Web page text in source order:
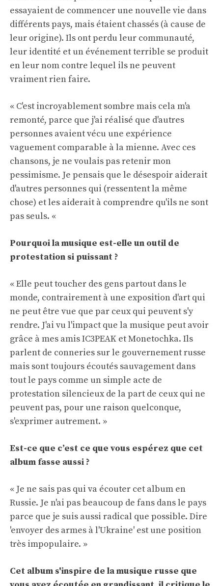
essayaient de commencer une nouvelle vie dans
différents pays, mais étaient chassés (à cause de
leur origine). Ils ont perdu leur communauté,
leur identité et un événement terrible se produit
en leur nom contre lequel ils ne peuvent
vraiment rien faire.
« C'est incroyablement sombre mais cela m'a
remonté, parce que j'ai réalisé que d'autres
personnes avaient vécu une expérience
vaguement comparable à la mienne. Avec ces
chansons, je ne voulais pas retenir mon
pessimisme. Je pensais que le désespoir aiderait
d'autres personnes qui (ressentent la même
chose) et les aiderait à comprendre qu'ils ne sont
pas seuls. «
Pourquoi la musique est-elle un outil de
protestation si puissant ?
« Elle peut toucher des gens partout dans le
monde, contrairement à une exposition d'art qui
ne peut être vue que par ceux qui peuvent s'y
rendre. J'ai vu l'impact que la musique peut avoir
grâce à mes amis IC3PEAK et Monetochka. Ils
parlent de conneries sur le gouvernement russe
mais sont toujours écoutés sauvagement dans
tout le pays comme un simple acte de
protestation silencieux de la part de ceux qui ne
peuvent pas, pour une raison quelconque,
s'exprimer autrement. »
Est-ce que c’est ce que vous espérez que cet
album fasse aussi ?
« Je ne sais pas qui va écouter cet album en
Russie. Je n'ai pas beaucoup de fans dans le pays
parce que je suis aussi radical que possible. Dire
'envoyer des armes à l'Ukraine' est une position
très impopulaire. »
Cet album s'inspire de la musique russe que